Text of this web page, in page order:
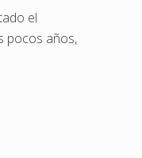
el
pocos años,